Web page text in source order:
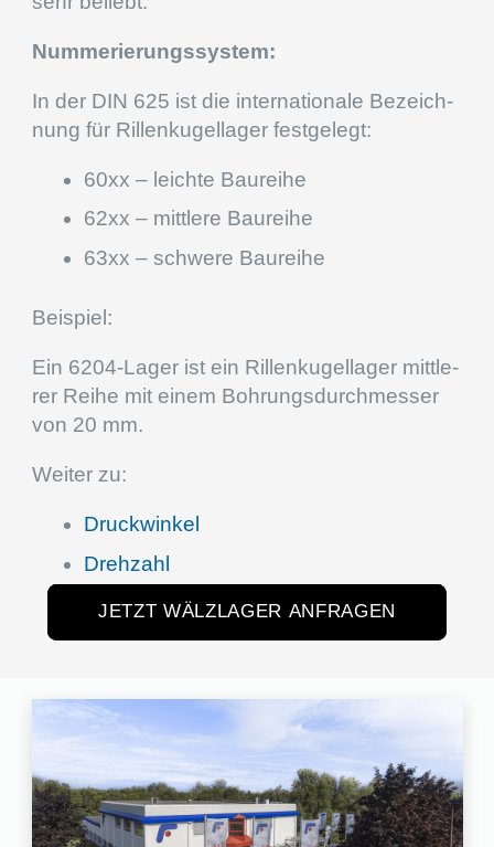
Numme­rie­rungs­sys­tem:
In der DIN 625 ist die inter­na­tio­nale Bezeich­
nung für Rillen­ku­gel­la­ger festgelegt:
60xx – leichte Baureihe
62xx – mittlere Baureihe
63xx – schwere Baureihe
Beispiel:
Ein 6204-Lager ist ein Rillen­ku­gel­la­ger mittle­
rer Reihe mit einem Bohrungs­durch­mes­ser
von 20 mm.
Weiter zu:
Druck­win­kel
Drehzahl
JETZT WÄLZLAGER ANFRAGEN